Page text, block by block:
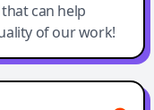
can help
of our work!